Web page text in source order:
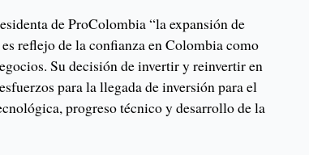
de ProColombia “la expansión de
reflejo de la confianza en Colombia como
Su decisión de invertir y reinvertir en
para la llegada de inversión para el
progreso técnico y desarrollo de la